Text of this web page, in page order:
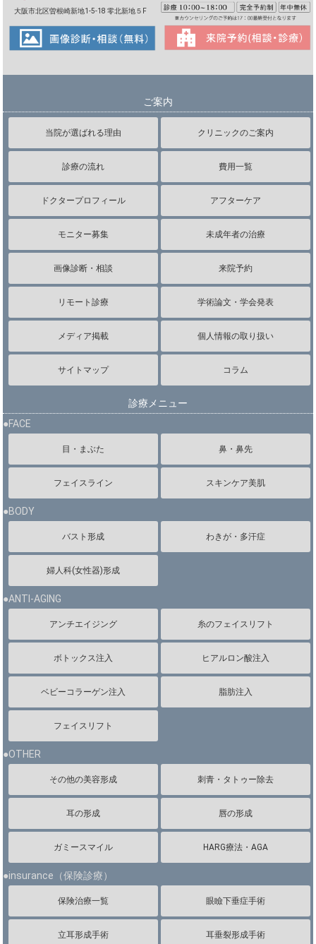
大阪市北区曽根崎新地1-5-18 零北新地５F
ご案内
当院が選ばれる理由 クリニックのご案内
診療の流れ 費用一覧
ドクタープロフィール アフターケア
モニター募集 未成年者の治療
画像診断・相談 来院予約
リモート診療 学術論文・学会発表
メディア掲載 個人情報の取り扱い
サイトマップ コラム
診療メニュー
●FACE
目・まぶた 鼻・鼻先
フェイスライン スキンケア美肌
●BODY
バスト形成 わきが・多汗症
婦人科(女性器)形成
●ANTI-AGING
アンチエイジング 糸のフェイスリフト
ボトックス注入 ヒアルロン酸注入
ベビーコラーゲン注入 脂肪注入
フェイスリフト
●OTHER
その他の美容形成 刺青・タトゥー除去
耳の形成 唇の形成
ガミースマイル HARG療法・AGA
●insurance（保険診療）
保険治療一覧 眼瞼下垂症手術
立耳形成手術 耳垂裂形成手術